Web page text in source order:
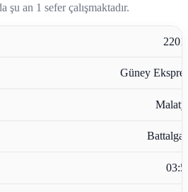
şu an 1 sefer çalışmaktadır.
Güney